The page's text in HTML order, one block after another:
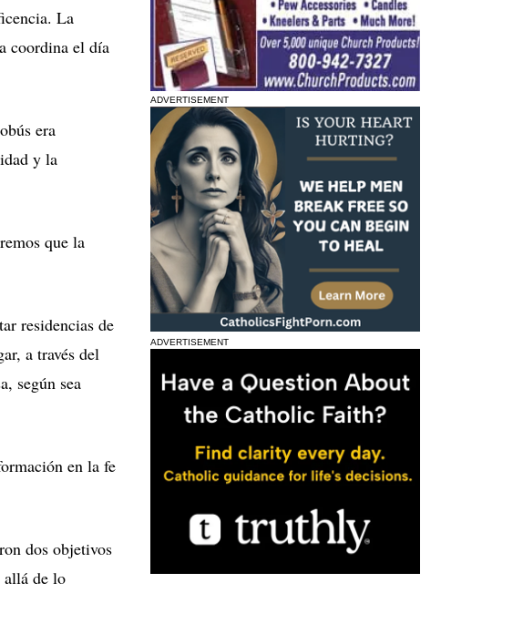
La
coordina el día
era
y la
que la
residencias de
a través del
según sea
en la fe
dos objetivos
allá de lo
ADVERTISEMENT
ADVERTISEMENT